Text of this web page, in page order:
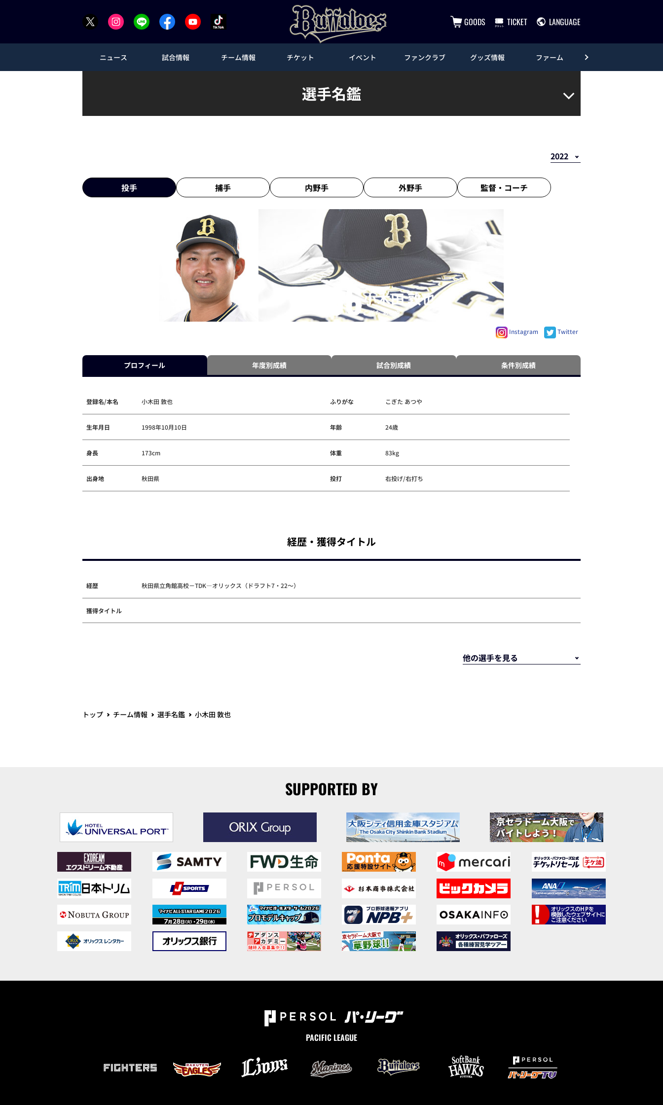
GOODS TICKET LANGUAGE
ニュース 試合情報 チーム情報 チケット イベント ファンクラブ グッズ情報 ファーム
選手名鑑
投手 捕手 内野手 外野手 監督・ コーチ
56小木田 敦也
こぎた あつや
Instagram Twitter
プロフィール 年度別成績 試合別成績 条件別成績
登録名/本名 小木田 敦也 ふりがな こぎた あつや
生年月日 1998年10月10日 年齢 24歳
身長 173cm 体重 83kg
出身地 秋田県 投打 右投げ/右打ち
経歴・獲得タイトル
経歴 秋田県立角館高校－TDK―オリックス（ドラフト7・22～）
獲得タイトル
トップ チーム情報 選手名鑑 小木田 敦也
SUPPORTED BY
PACIFIC LEAGUE